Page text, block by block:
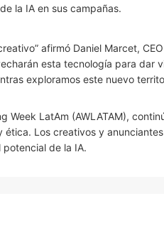
la IA en sus campañas.
afirmó Daniel Marcet, CEO
esta tecnología para dar
exploramos este nuevo
LatAm (AWLATAM),
Los creativos y
de la IA.